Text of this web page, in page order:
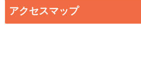
アクセスマップ